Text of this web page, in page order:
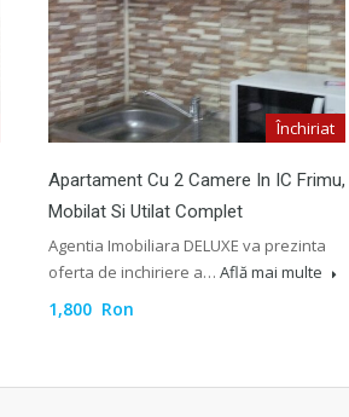
Închiriat
Apartament Cu 2 Camere In IC Frimu,
Mobilat Si Utilat Complet
Agentia Imobiliara DELUXE va prezinta
oferta de inchiriere a… Află mai multe
1,800 Ron